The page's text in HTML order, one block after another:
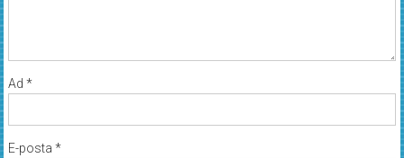
Ad *
E-posta *